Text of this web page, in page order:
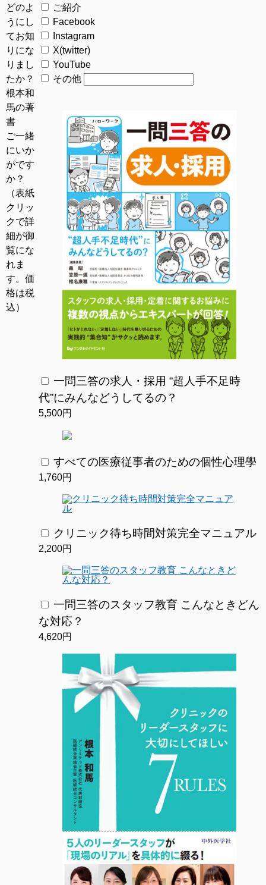
どのよ
うにし
てお知
りにな
りまし
たか？
ご紹介
Facebook
Instagram
X(twitter)
YouTube
その他
根本和
馬の著
書
ご一緒
にいか
がです
か？
（表紙
クリッ
クで詳
細が御
覧にな
れま
す。価
格は税
込）
一問三答の求人・採用 “超人手不足時
代”にみんなどうしてるの？
5,500円
すべての医療従事者のための個性心理學
1,760円
クリニック待ち時間対策完全マニュアル
2,200円
一問三答のスタッフ教育 こんなときどん
な対応？
4,620円